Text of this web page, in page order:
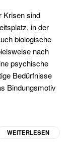
Krisen sind
in der
biologische
nach
psychische
Bedürfnisse
Bindungsmotiv
WEITERLESEN